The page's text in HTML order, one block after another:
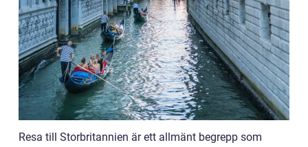
Resa till Storbritannien är ett allmänt begrepp som